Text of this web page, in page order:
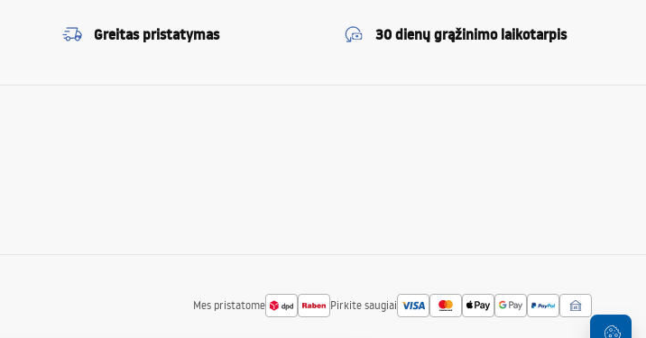
Greitas pristatymas 30 dienų grąžinimo laikotarpis
Mes pristatome Pirkite saugiai